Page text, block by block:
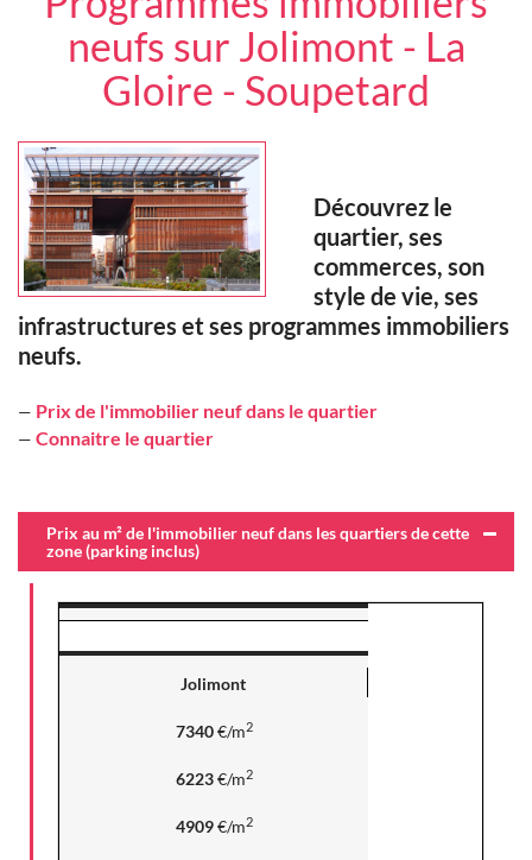
neufs sur Jolimont - La
Gloire - Soupetard
Découvrez le
quartier, ses
commerces, son
style de vie, ses
infrastructures et ses programmes immobiliers
neufs.
— Prix de l'immobilier neuf dans le quartier
— Connaitre le quartier
Prix au m² de l'immobilier neuf dans les quartiers de cette
zone (parking inclus)
Jolimont
7340€/m2
6223€/m2
4909€/m2